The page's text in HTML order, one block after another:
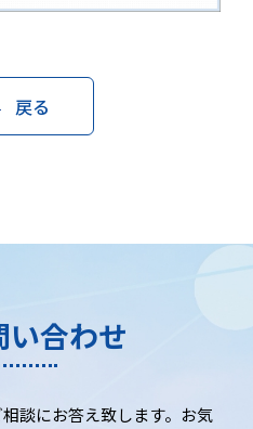
戻る
い合わせ
談にお答え致します。お気